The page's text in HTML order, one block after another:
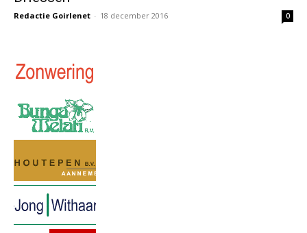
Redactie Goirlenet - 18 december 2016 0